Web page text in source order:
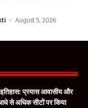
August 5, 2026
इतिहास: प्रयास आवासीय और
से अधिक सीटों पर किया